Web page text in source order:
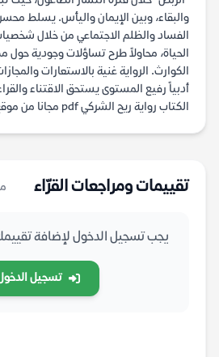
والبقاء، وبين الإيمان واليأس. يسلط
الفساد والظلم الاجتماعي من خلال
الحياة، محاولاً طرح تساؤلات وجودية حول
الكوارث. الرواية غنية بالاستعارات
أدبياً رفيع المستوى يستحق الاقتناء
الكتاب رواية ريح الشركي pdf مجانا من موقع مكتبة ياسمين.
تقييمات ومراجعات القرّاء
يجب تسجيل الدخول لإضافة
تسجيل